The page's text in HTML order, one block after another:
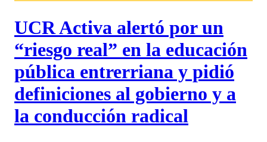
UCR Activa alertó por un
“riesgo real” en la educación
pública entrerriana y pidió
definiciones al gobierno y a
la conducción radical